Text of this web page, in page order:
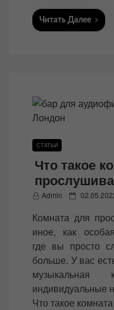
Читать Далее
СТАТЬИ
Что такое
Admin
P
s
t
e
o
n
Комната для
иное, как
где вы просто
больше. У вас
индивидуальные
Что такое